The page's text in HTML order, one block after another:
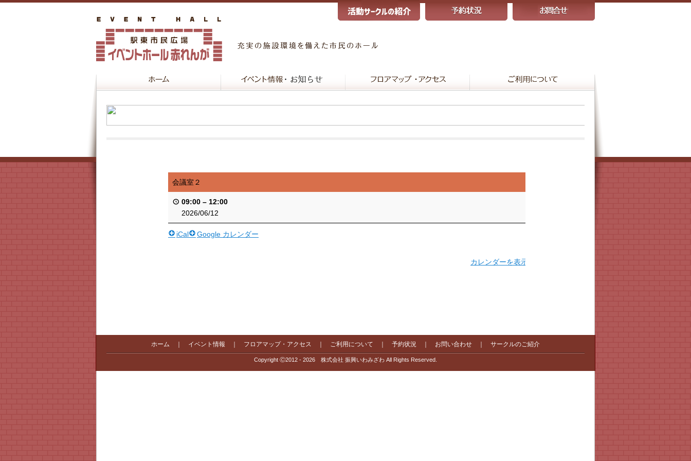
会議室２
09:00 – 12:00
2026/06/12
iCal Google カレンダー
カレンダーを表示
ホーム イベント情報 フロアマップ・アクセス ご利用について 予約状況 お問い合わせ サークルのご紹介
Copyright Ⓒ2012 - 2026 株式会社 振興いわみざわ All Rights Reserved.